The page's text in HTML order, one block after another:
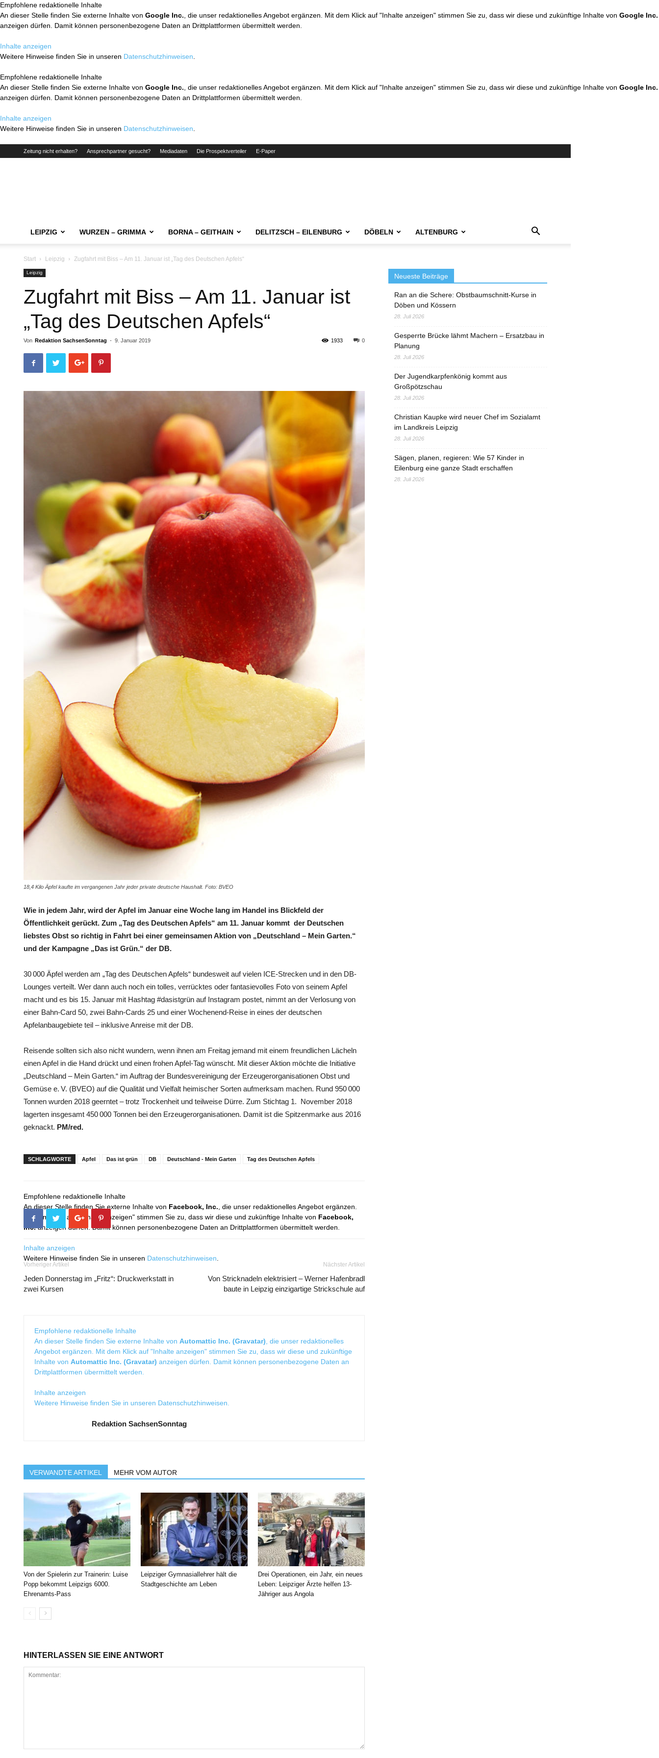
Empfohlene redaktionelle Inhalte
An dieser Stelle finden Sie externe Inhalte von Google Inc. , die unser redaktionelles Angebot ergänzen. Mit dem Klick auf "Inhalte anzeigen" stimmen Sie zu, dass wir diese und zukünftige Inhalte von Google Inc.
anzeigen dürfen. Damit können personenbezogene Daten an Drittplattformen übermittelt werden.
Inhalte anzeigen
Weitere Hinweise finden Sie in unseren Datenschutzhinweisen
Empfohlene redaktionelle Inhalte
An dieser Stelle finden Sie externe Inhalte von Google Inc. , die unser redaktionelles Angebot ergänzen. Mit dem Klick auf "Inhalte anzeigen" stimmen Sie zu, dass wir diese und zukünftige Inhalte von Google Inc.
anzeigen dürfen. Damit können personenbezogene Daten an Drittplattformen übermittelt werden.
Inhalte anzeigen
Weitere Hinweise finden Sie in unseren Datenschutzhinweisen
Zeitung nicht erhalten? Ansprechpartner gesucht? Mediadaten Die Prospektverteiler E-Paper
LEIPZIG WURZEN – GRIMMA BORNA – GEITHAIN DELITZSCH – EILENBURG DÖBELN ALTENBURG
Start Leipzig Zugfahrt mit Biss – Am 11. Januar ist „Tag des Deutschen Apfels“
Leipzig
Zugfahrt mit Biss – Am 11. Januar ist
„Tag des Deutschen Apfels“
Von Redaktion SachsenSonntag - 9. Januar 2019 0
1933
18,4 Kilo Äpfel kaufte im vergangenen Jahr jeder private deutsche Haushalt. Foto: BVEO
Wie in jedem Jahr, wird der Apfel im Januar eine Woche lang im Handel ins Blickfeld der
Öffentlichkeit gerückt. Zum „Tag des Deutschen Apfels“ am 11. Januar kommt der Deutschen
liebstes Obst so richtig in Fahrt bei einer gemeinsamen Aktion von „Deutschland – Mein Garten.“
und der Kampagne „Das ist Grün.“ der DB.
30 000 Äpfel werden am „Tag des Deutschen Apfels“ bundesweit auf vielen ICE-Strecken und in den DB-
Lounges verteilt. Wer dann auch noch ein tolles, verrücktes oder fantasievolles Foto von seinem Apfel
macht und es bis 15. Januar mit Hashtag #dasistgrün auf Instagram postet, nimmt an der Verlosung von
einer Bahn-Card 50, zwei Bahn-Cards 25 und einer Wochenend-Reise in eines der deutschen
Apfelanbaugebiete teil – inklusive Anreise mit der DB.
Reisende sollten sich also nicht wundern, wenn ihnen am Freitag jemand mit einem freundlichen Lächeln
einen Apfel in die Hand drückt und einen frohen Apfel-Tag wünscht. Mit dieser Aktion möchte die Initiative
„Deutschland – Mein Garten.“ im Auftrag der Bundesvereinigung der Erzeugerorganisationen Obst und
Gemüse e. V. (BVEO) auf die Qualität und Vielfalt heimischer Sorten aufmerksam machen. Rund 950 000
Tonnen wurden 2018 geerntet – trotz Trockenheit und teilweise Dürre. Zum Stichtag 1. November 2018
lagerten insgesamt 450 000 Tonnen bei den Erzeugerorganisationen. Damit ist die Spitzenmarke aus 2016
geknackt. PM/red.
SCHLAGWORTE Apfel Das ist grün DB Deutschland - Mein Garten Tag des Deutschen Apfels
Empfohlene redaktionelle Inhalte
An dieser Stelle finden Sie externe Inhalte von Facebook, Inc. , die unser redaktionelles Angebot ergänzen.
Mit dem Klick auf "Inhalte anzeigen" stimmen Sie zu, dass wir diese und zukünftige Inhalte von Facebook,
Inc.anzeigen dürfen. Damit können personenbezogene Daten an Drittplattformen übermittelt werden.
Inhalte anzeigen
Weitere Hinweise finden Sie in unseren Datenschutzhinweisen
Vorheriger Artikel
Jeden Donnerstag im „Fritz“: Druckwerkstatt in
zwei Kursen
Nächster Artikel
Von Stricknadeln elektrisiert – Werner Hafenbradl
baute in Leipzig einzigartige Strickschule auf
Empfohlene redaktionelle Inhalte
An dieser Stelle finden Sie externe Inhalte von Automattic Inc. (Gravatar) , die unser redaktionelles
Angebot ergänzen. Mit dem Klick auf "Inhalte anzeigen" stimmen Sie zu, dass wir diese und zukünftige
Inhalte von Automattic Inc. (Gravatar) anzeigen dürfen. Damit können personenbezogene Daten an
Drittplattformen übermittelt werden.
Inhalte anzeigen
Weitere Hinweise finden Sie in unseren Datenschutzhinweisen
Redaktion SachsenSonntag
VERWANDTE ARTIKEL MEHR VOM AUTOR
Von der Spielerin zur Trainerin: Luise
Popp bekommt Leipzigs 6000.
Ehrenamts-Pass
Leipziger Gymnasiallehrer hält die
Stadtgeschichte am Leben
Drei Operationen, ein Jahr, ein neues
Leben: Leipziger Ärzte helfen 13-
Jähriger aus Angola
HINTERLASSEN SIE EINE ANTWORT
Neueste Beiträge
Ran an die Schere: Obstbaumschnitt-Kurse in
Döben und Kössern
28. Juli 2026
Gesperrte Brücke lähmt Machern – Ersatzbau in
Planung
28. Juli 2026
Der Jugendkarpfenkönig kommt aus
Großpötzschau
28. Juli 2026
Christian Kaupke wird neuer Chef im Sozialamt
im Landkreis Leipzig
28. Juli 2026
Sägen, planen, regieren: Wie 57 Kinder in
Eilenburg eine ganze Stadt erschaffen
28. Juli 2026